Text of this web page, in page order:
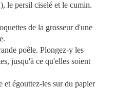
le persil ciselé et le cumin.
de la grosseur d'une
poêle. Plongez-y les
jusqu'à ce qu'elles soient
et égouttez-les sur du papier